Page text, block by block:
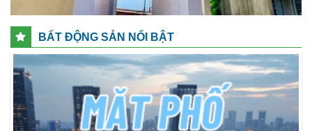
BẤT ĐỘNG SẢN NỔI BẬT